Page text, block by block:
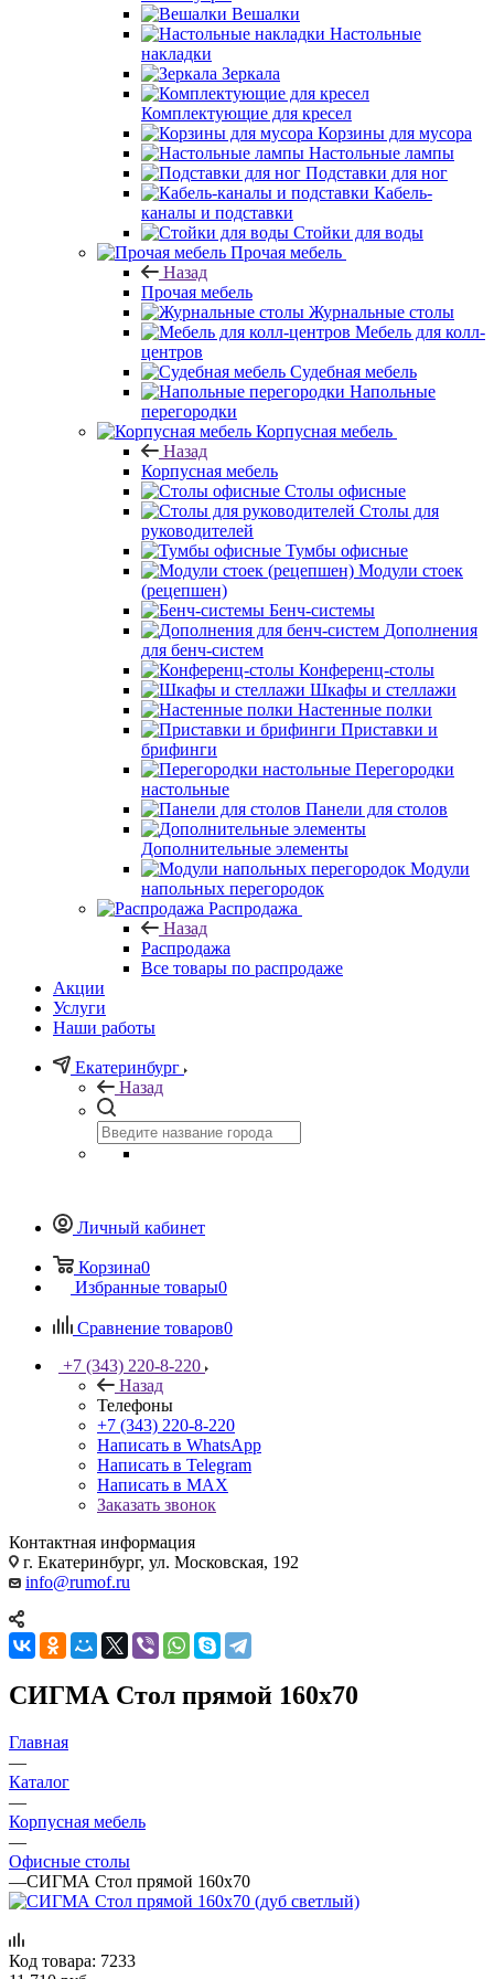
Вешалки
Настольные
накладки
Зеркала
Комплектующие для кресел
Корзины для мусора
Настольные лампы
Подставки для ног
Кабель-
каналы и подставки
Стойки для воды
Прочая мебель
Назад
Прочая мебель
Журнальные столы
Мебель для колл-
центров
Судебная мебель
Напольные
перегородки
Корпусная мебель
Назад
Корпусная мебель
Столы офисные
Столы для
руководителей
Тумбы офисные
Модули стоек
(рецепшен)
Бенч-системы
Дополнения
для бенч-систем
Конференц-столы
Шкафы и стеллажи
Настенные полки
Приставки и
брифинги
Перегородки
настольные
Панели для столов
Дополнительные элементы
Модули
напольных перегородок
Распродажа
Назад
Распродажа
Все товары по распродаже
Акции
Услуги
Наши работы
Екатеринбург
Назад
Личный кабинет
Корзина0
Избранные товары0
Сравнение товаров0
+7 (343) 220-8-220
Назад
Телефоны
+7 (343) 220-8-220
Написать в WhatsApp
Написать в Telegram
Написать в MAX
Заказать звонок
Контактная информация
г. Екатеринбург, ул. Московская, 192
info@rumof.ru
СИГМА Стол прямой 160x70
Главная
—
Каталог
—
Корпусная мебель
—
Офисные столы
—СИГМА Стол прямой 160x70
Код товара: 7233